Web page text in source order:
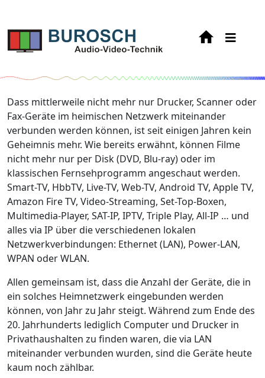
Dass mittlerweile nicht mehr nur Drucker, Scanner oder
Fax-Geräte im heimischen Netzwerk miteinander
verbunden werden können, ist seit einigen Jahren kein
Geheimnis mehr. Wie bereits erwähnt, können Filme
nicht mehr nur per Disk (DVD, Blu-ray) oder im
klassischen Fernsehprogramm angeschaut werden.
Smart-TV, HbbTV, Live-TV, Web-TV, Android TV, Apple TV,
Amazon Fire TV, Video-Streaming, Set-Top-Boxen,
Multimedia-Player, SAT-IP, IPTV, Triple Play, All-IP … und
alles via IP über die verschiedenen lokalen
Netzwerkverbindungen: Ethernet (LAN), Power-LAN,
WPAN oder WLAN.
Allen gemeinsam ist, dass die Anzahl der Geräte, die in
ein solches Heimnetzwerk eingebunden werden
können, von Jahr zu Jahr steigt. Während zum Ende des
20. Jahrhunderts lediglich Computer und Drucker in
Privathaushalten zu finden waren, die via LAN
miteinander verbunden wurden, sind die Geräte heute
kaum noch zählbar.